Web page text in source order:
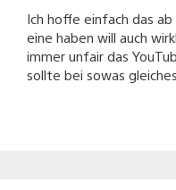
Ich hoffe einfach das
eine haben will auch
immer unfair das
sollte bei sowas